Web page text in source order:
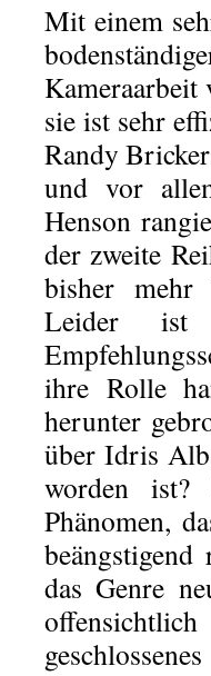
Mit einem
sie ist sehr
Randy
und vor
Henson
der zweite
bisher mehr
Leider
ihre Rolle
herunter
über Idris
worden ist?
Phänomen,
das Genre